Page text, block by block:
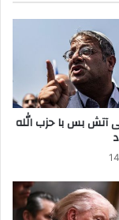
آتش بس با حزب الله